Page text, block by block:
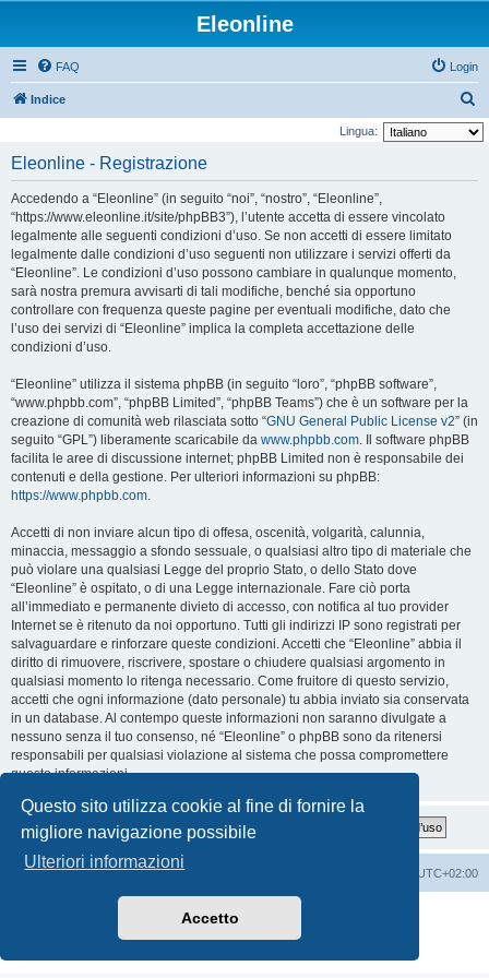
Questo sito utilizza cookie al fine di fornire la
migliore navigazione possibile
Ulteriori informazioni
Accetto
Eleonline
FAQ Login
Indice
e
Lingua:
Eleonline - Registrazione
Accedendo a “Eleonline” (in seguito “noi”, “nostro”, “Eleonline”,
“https://www.eleonline.it/site/phpBB3”), l’utente accetta di essere vincolato
legalmente alle seguenti condizioni d’uso. Se non accetti di essere limitato
legalmente dalle condizioni d’uso seguenti non utilizzare i servizi offerti da
“Eleonline”. Le condizioni d’uso possono cambiare in qualunque momento,
sarà nostra premura avvisarti di tali modifiche, benché sia opportuno
controllare con frequenza queste pagine per eventuali modifiche, dato che
l’uso dei servizi di “Eleonline” implica la completa accettazione delle
condizioni d’uso.
“Eleonline” utilizza il sistema phpBB (in seguito “loro”, “phpBB software”,
“www.phpbb.com”, “phpBB Limited”, “phpBB Teams”) che è un software per la
creazione di comunità web rilasciata sotto “GNU General Public License v2” (in
seguito “GPL”) liberamente scaricabile da www.phpbb.com. Il software phpBB
facilita le aree di discussione internet; phpBB Limited non è responsabile dei
contenuti e della gestione. Per ulteriori informazioni su phpBB:
https://www.phpbb.com.
Accetti di non inviare alcun tipo di offesa, oscenità, volgarità, calunnia,
minaccia, messaggio a sfondo sessuale, o qualsiasi altro tipo di materiale che
può violare una qualsiasi Legge del proprio Stato, o dello Stato dove
“Eleonline” è ospitato, o di una Legge internazionale. Fare ciò porta
all’immediato e permanente divieto di accesso, con notifica al tuo provider
Internet se è ritenuto da noi opportuno. Tutti gli indirizzi IP sono registrati per
salvaguardare e rinforzare queste condizioni. Accetti che “Eleonline” abbia il
diritto di rimuovere, riscrivere, spostare o chiudere qualsiasi argomento in
qualsiasi momento lo ritenga necessario. Come fruitore di questo servizio,
accetti che ogni informazione (dato personale) tu abbia inviato sia conservata
in un database. Al contempo queste informazioni non saranno divulgate a
nessuno senza il tuo consenso, né “Eleonline” o phpBB sono da ritenersi
responsabili per qualsiasi violazione al sistema che possa compromettere
queste informazioni.
Indice UTC+02:00
phpBB
® Forum Software © phpBB Limited